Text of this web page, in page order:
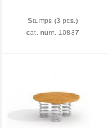
Stumps (3 pcs.)
cat. num. 10837